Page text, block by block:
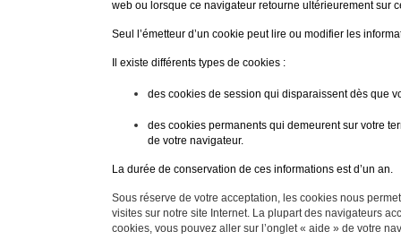
web ou lorsque ce navigateur retourne ultérieurement sur
Seul l’émetteur d’un cookie peut lire ou modifier les
Il existe différents types de cookies :
des cookies de session qui disparaissent dès que
des cookies permanents qui demeurent sur votre
de votre navigateur.
La durée de conservation de ces informations est d’un an.
Sous réserve de votre acceptation, les cookies nous
visites sur notre site Internet. La plupart des navigateurs
cookies, vous pouvez aller sur l’onglet « aide » de votre